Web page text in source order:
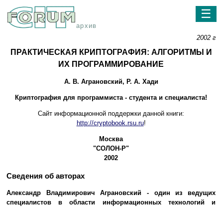
архив
☰
2002 г
ПРАКТИЧЕСКАЯ КРИПТОГРАФИЯ: АЛГОРИТМЫ И
ИХ ПРОГРАММИРОВАНИЕ
А. В. Агpановcкий, Р. А. Хади
Криптография для программиста - студента и специалиста!
Cайт информационной поддержки данной книги:
http://cryptobook.rsu.ru!
Москва
"СОЛОН-Р"
2002
Сведения об авторах
Александр Владимирович Аграновский - один из ведущих
специалистов в области информационных технологий и